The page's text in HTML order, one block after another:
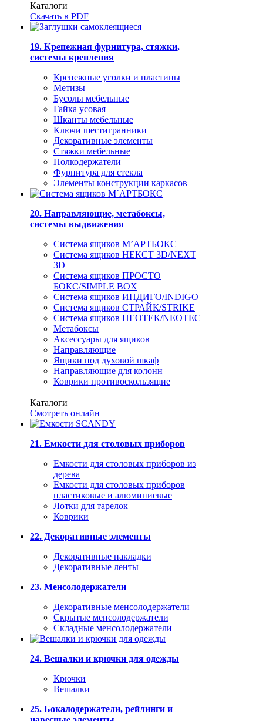
Каталоги
Скачать в PDF
19. Крепежная фурнитура, стяжки,
системы крепления
Крепежные уголки и пластины
Метизы
Бусолы мебельные
Гайка усовая
Шканты мебельные
Ключи шестигранники
Декоративные элементы
Стяжки мебельные
Полкодержатели
Фурнитура для стекла
Элементы конструкции каркасов
20. Направляющие, метабоксы,
системы выдвижения
Система ящиков М’АРТБОКС
Система ящиков НЕКСТ 3D/NEXT
3D
Система ящиков ПРОСТО
БОКС/SIMPLE BOX
Система ящиков ИНДИГО/INDIGO
Система ящиков СТРАЙК/STRIKE
Система ящиков НЕОТЕК/NEOTEC
Метабоксы
Аксессуары для ящиков
Направляющие
Ящики под духовой шкаф
Направляющие для колонн
Коврики противоскользящие
Каталоги
Смотреть онлайн
21. Емкости для столовых приборов
Емкости для столовых приборов из
дерева
Емкости для столовых приборов
пластиковые и алюминиевые
Лотки для тарелок
Коврики
22. Декоративные элементы
Декоративные накладки
Декоративные ленты
23. Менсолодержатели
Декоративные менсолодержатели
Скрытые менсолодержатели
Складные менсолодержатели
24. Вешалки и крючки для одежды
Крючки
Вешалки
25. Бокалодержатели, рейлинги и